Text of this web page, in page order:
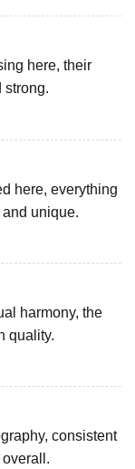
here, their
strong.
here, everything
unique.
harmony, the
quality.
consistent